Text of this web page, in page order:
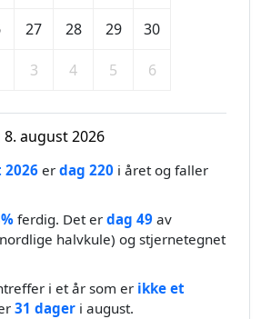
27 28 29 30
3 4 5 6
august 2026
2026er dag 220 i året og faller
ferdig. Det er dag 49 av
halvkule) og stjernetegnet
i et år som er ikke et
31 dager i august.